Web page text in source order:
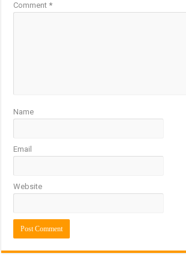
Comment*
Name
Email
Website